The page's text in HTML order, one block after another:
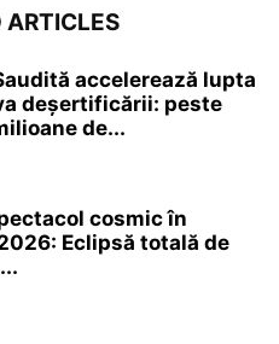
ARTICLES
accelerează lupta
deșertificării: peste
de...
cosmic în
Eclipsă totală de